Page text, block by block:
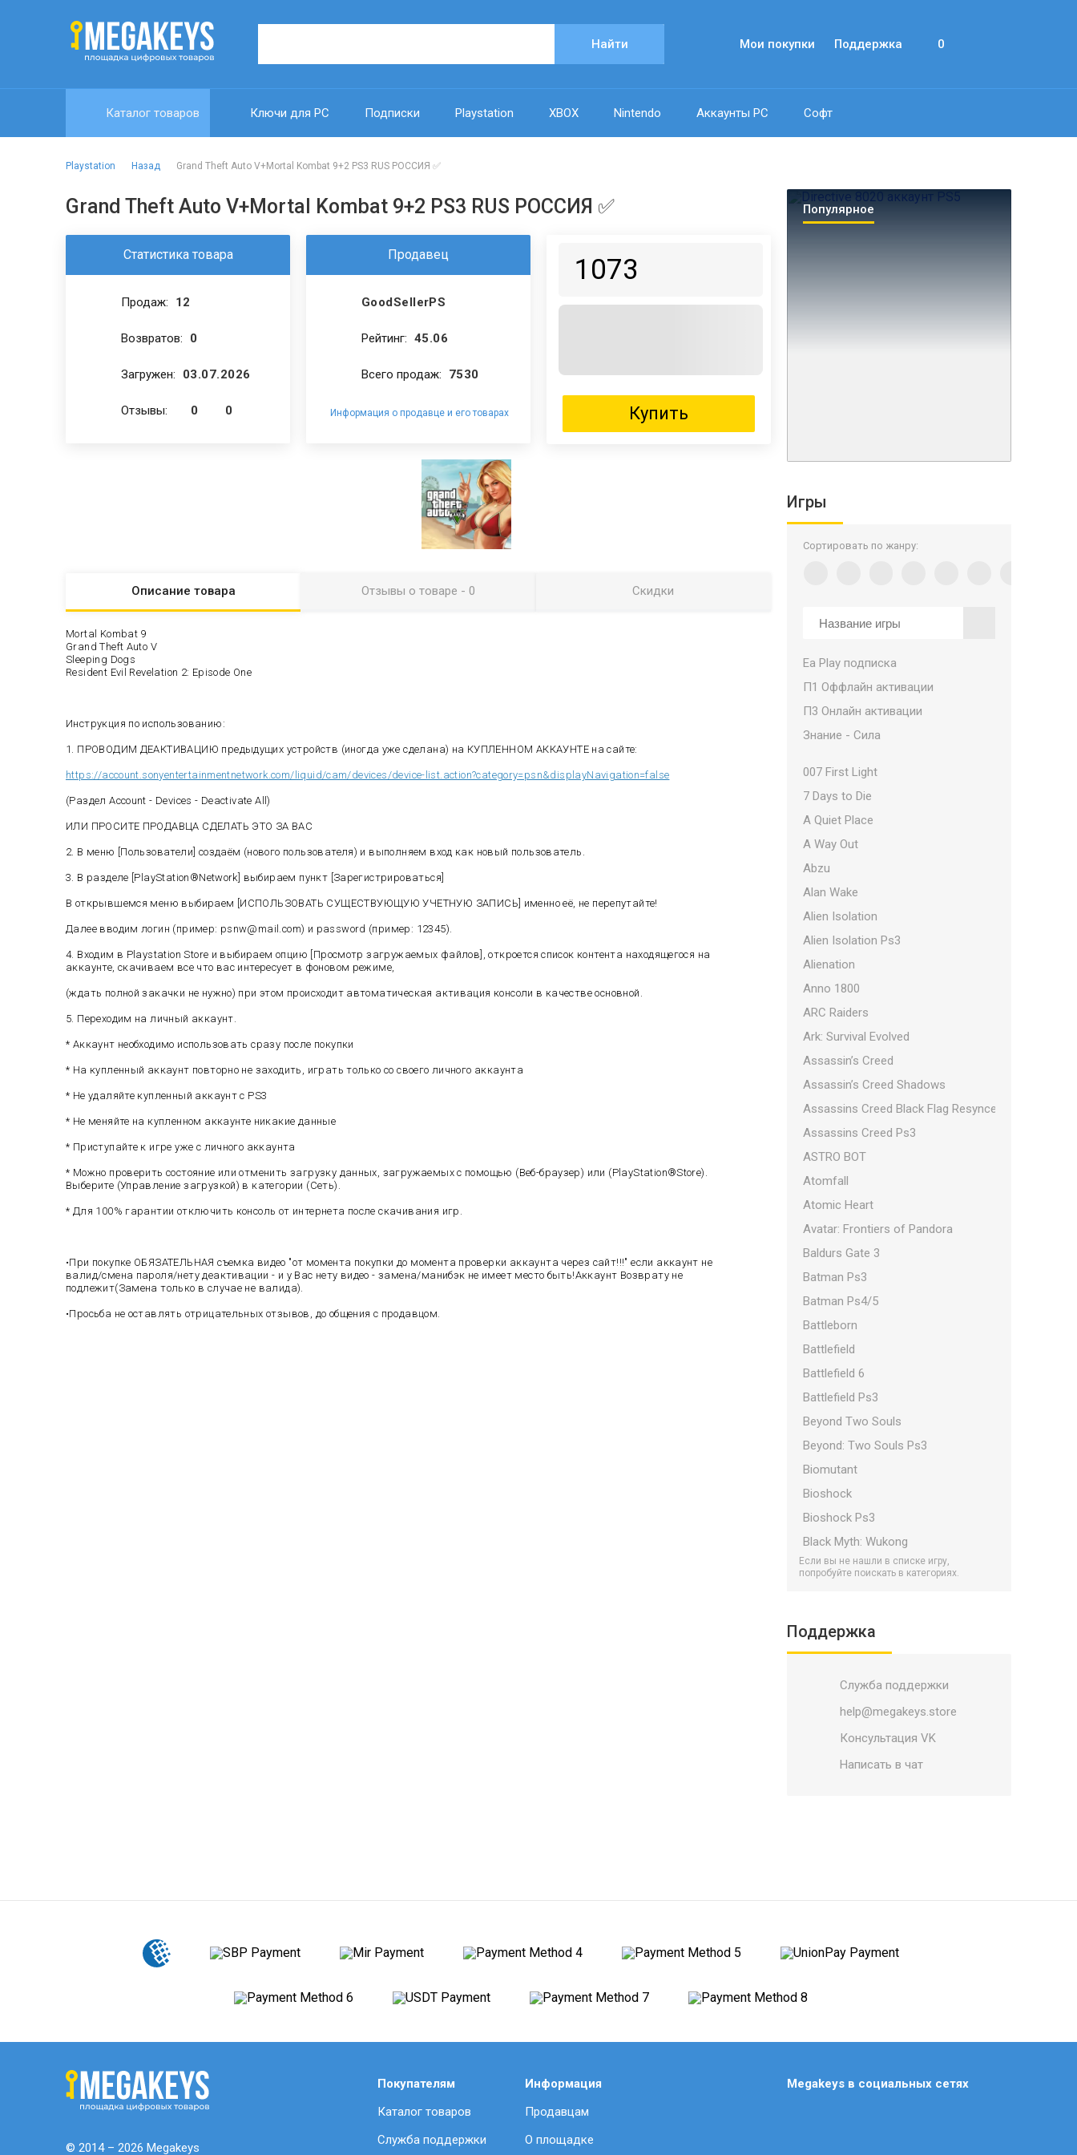
Найти Мои покупки Поддержка 0
Каталог товаров Ключи для PC Подписки Playstation XBOX Nintendo Аккаунты PC Софт
Популярное
Игры
Сортировать по жанру:
Ea Play подписка
П1 Оффлайн активации
П3 Онлайн активации
Знание - Сила
007 First Light
7 Days to Die
A Quiet Place
A Way Out
Abzu
Alan Wake
Alien Isolation
Alien Isolation Ps3
Alienation
Anno 1800
ARC Raiders
Ark: Survival Evolved
Assassin’s Creed
Assassin’s Creed Shadows
Assassins Creed Black Flag Resynced
Assassins Creed Ps3
ASTRO BOT
Atomfall
Atomic Heart
Avatar: Frontiers of Pandora
Baldurs Gate 3
Batman Ps3
Batman Ps4/5
Battleborn
Battlefield
Battlefield 6
Battlefield Ps3
Beyond Two Souls
Beyond: Two Souls Ps3
Biomutant
Bioshock
Bioshock Ps3
Black Myth: Wukong
Bloodborne
Borderlands Ps3
Call of Duty Ps3
Call of Duty PS5/PS4
Call of Duty: Black Ops 7
Catalyst
Crimson Desert
Crysis Ps3
Cuphead
Dark Souls Ps3
Darksiders Ps4
Если вы не нашли в списке игру,
попробуйте поискать в категориях.
Поддержка
Служба поддержки
help@megakeys.store
Консультация VK
Написать в чат
Playstation Grand Theft Auto V+Mortal Kombat 9+2 PS3 RUS РОССИЯ ✅
Grand Theft Auto V+Mortal Kombat 9+2 PS3 RUS РОССИЯ ✅
Статистика товара
Продаж: 12
Возвратов: 0
Загружен: 03.07.2026
Отзывы: 0 0
Продавец
GoodSellerPS
Рейтинг: 45.06
Всего продаж: 7530
Информация о продавце и его товарах
1073
Купить
Описание товара Отзывы о товаре - 0 Скидки
Mortal Kombat 9
Grand Theft Auto V
Sleeping Dogs
Resident Evil Revelation 2: Episode One
Инструкция по использованию:
1. ПРОВОДИМ ДЕАКТИВАЦИЮ предыдущих устройств (иногда уже сделана) на КУПЛЕННОМ АККАУНТЕ на сайте:
https://account.sonyentertainmentnetwork.com/liquid/cam/devices/device-list.action?category=psn&displayNavigation=false
(Раздел Account - Devices - Deactivate All)
ИЛИ ПРОСИТЕ ПРОДАВЦА СДЕЛАТЬ ЭТО ЗА ВАС
2. В меню [Пользователи] создаём (нового пользователя) и выполняем вход как новый пользователь.
3. В разделе [PlayStation®Network] выбираем пункт [Зарегистрироваться]
В открывшемся меню выбираем [ИСПОЛЬЗОВАТЬ СУЩЕСТВУЮЩУЮ УЧЕТНУЮ ЗАПИСЬ] именно её, не перепутайте!
Далее вводим логин (пример: psnw@mail.com) и password (пример: 12345).
4. Входим в Playstation Store и выбираем опцию [Просмотр загружаемых файлов], откроется список контента находящегося на
аккаунте, скачиваем все что вас интересует в фоновом режиме,
(ждать полной закачки не нужно) при этом происходит автоматическая активация консоли в качестве основной.
5. Переходим на личный аккаунт.
* Аккаунт необходимо использовать сразу после покупки
* На купленный аккаунт повторно не заходить, играть только со своего личного аккаунта
* Не удаляйте купленный аккаунт с PS3
* Не меняйте на купленном аккаунте никакие данные
* Приступайте к игре уже с личного аккаунта
* Можно проверить состояние или отменить загрузку данных, загружаемых с помощью (Веб-браузер) или (PlayStation®Store).
Выберите (Управление загрузкой) в категории (Сеть).
* Для 100% гарантии отключить консоль от интернета после скачивания игр.
•При покупке ОБЯЗАТЕЛЬНАЯ съемка видео "от момента покупки до момента проверки аккаунта через сайт!!!" если аккаунт не
валид/смена пароля/нету деактивации - и у Вас нету видео - замена/манибэк не имеет место быть!Аккаунт Возврату не
подлежит(Замена только в случае не валида).
•Просьба не оставлять отрицательных отзывов, до общения с продавцом.
© 2014 – 2026 Megakeys
Покупателям
Каталог товаров
Служба поддержки
Информация
Продавцам
О площадке
Megakeys в социальных сетях